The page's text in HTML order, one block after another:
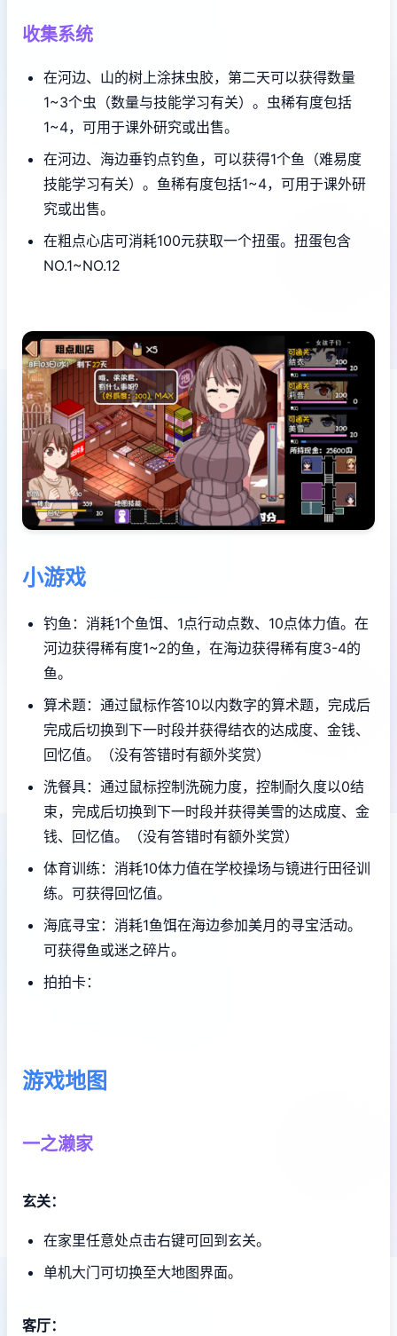
收集系统
在河边、山的树上涂抹虫胶，第二天可以获得数量
1~3个虫（数量与技能学习有关）。虫稀有度包括
1~4，可用于课外研究或出售。
在河边、海边垂钓点钓鱼，可以获得1个鱼（难易度
技能学习有关）。鱼稀有度包括1~4，可用于课外研
究或出售。
在粗点心店可消耗100元获取一个扭蛋。扭蛋包含
NO.1~NO.12
小游戏
钓鱼：消耗1个鱼饵、1点行动点数、10点体力值。在
河边获得稀有度1~2的鱼，在海边获得稀有度3-4的
鱼。
算术题：通过鼠标作答10以内数字的算术题，完成后
完成后切换到下一时段并获得结衣的达成度、金钱、
回忆值。（没有答错时有额外奖赏）
洗餐具：通过鼠标控制洗碗力度，控制耐久度以0结
束，完成后切换到下一时段并获得美雪的达成度、金
钱、回忆值。（没有答错时有额外奖赏）
体育训练：消耗10体力值在学校操场与镜进行田径训
练。可获得回忆值。
海底寻宝：消耗1鱼饵在海边参加美月的寻宝活动。
可获得鱼或迷之碎片。
拍拍卡：
游戏地图
一之濑家
玄关：
在家里任意处点击右键可回到玄关。
单机大门可切换至大地图界面。
客厅：